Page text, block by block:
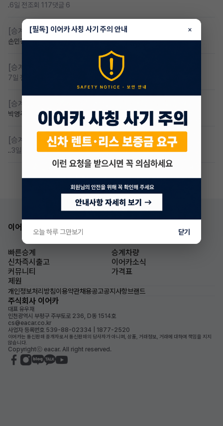
.6일 전조회 117댓글 6
[승계찾아줘] 아반떼cn7 승계자 구합니다
손민경7일 전조회 111댓글 4
[승계찾아줘] 만22세 무심사 장기렌트 찾습니다
7일 전
[승계찾아줘]
박영주🌸 7일 전 조회 87댓글 7
[승계찾아줘] 무심사 무보증 만21세 전기차 승계,2운전자
..3일 전 조회 84댓글 3
이어카 앱 다운로드
빠른승계
승계차량
신차즉시출고
이어카소식
커뮤니티
가격표
제원
개인정보처리방침이용약관채용공고공지사항브랜드
주식회사 이어카
대표 유우재
인천광역시 부평구 주부토로 236, D동 1514호
cs@eacar.co.kr
사업자 등록번호 539-88-02334 | 1877-2520
이어카는 통신판매 중개자로서 통신판매의 당사자가 아니며, 상품, 거래정보, 거래에 대하여 책임을 지지
않습니다.
Copyrightⓒ eacar. All right reserved.
[필독] 이어카 사칭 사기 주의 안내 ×
오늘 하루 그만보기 닫기